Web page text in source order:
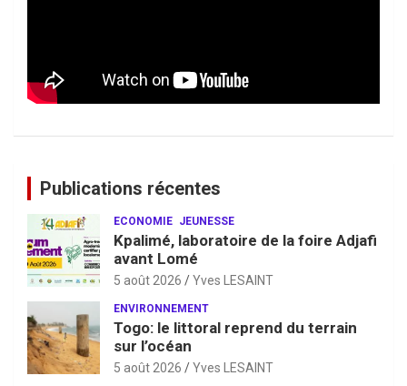
Publications récentes
ECONOMIE JEUNESSE
Kpalimé, laboratoire de la foire Adjafi
avant Lomé
5 août 2026 Yves LESAINT
ENVIRONNEMENT
Togo: le littoral reprend du terrain
sur l’océan
5 août 2026 Yves LESAINT